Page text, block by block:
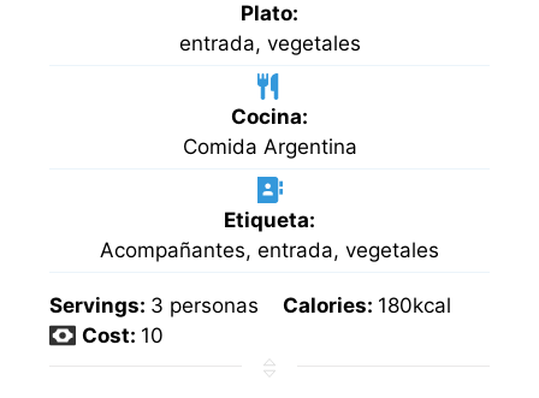
Plato:
entrada, vegetales
Cocina:
Comida Argentina
Etiqueta:
Acompañantes, entrada, vegetales
Servings: 3 personas Calories: 180kcal
Cost: 10